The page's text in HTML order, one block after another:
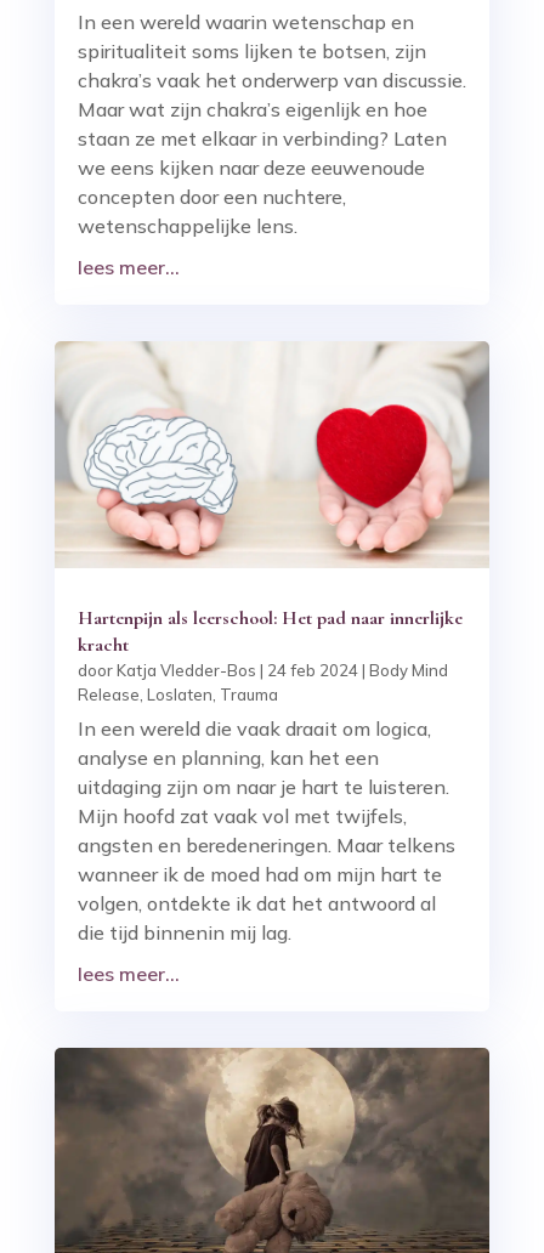
In een wereld waarin wetenschap en
spiritualiteit soms lijken te botsen, zijn
chakra’s vaak het onderwerp van discussie.
Maar wat zijn chakra’s eigenlijk en hoe
staan ze met elkaar in verbinding? Laten
we eens kijken naar deze eeuwenoude
concepten door een nuchtere,
wetenschappelijke lens.
lees meer...
Hartenpijn als leerschool: Het pad naar innerlijke
kracht
doorKatja Vledder-Bos | 24 feb 2024| Body Mind
Release Loslaten Trauma
In een wereld die vaak draait om logica,
analyse en planning, kan het een
uitdaging zijn om naar je hart te luisteren.
Mijn hoofd zat vaak vol met twijfels,
angsten en beredeneringen. Maar telkens
wanneer ik de moed had om mijn hart te
volgen, ontdekte ik dat het antwoord al
die tijd binnenin mij lag.
lees meer...